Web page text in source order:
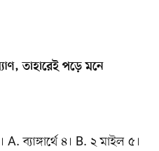
তাহারেই পড়ে মনে
ব্যাঙ্গার্থে ৪। B. ২ মাইল ৫।